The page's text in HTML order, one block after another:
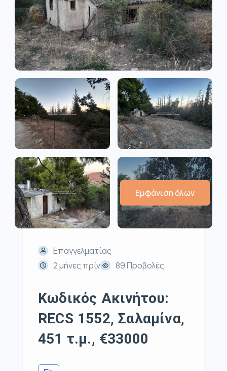
Εμφάνιση όλων
Επαγγελματίας
2 μήνες πρίν
89 Προβολές
Κωδικός Ακινήτου:
RECS 1552, Σαλαμίνα,
451 τ.μ., €33000